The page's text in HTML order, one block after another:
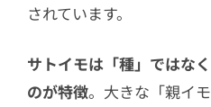
されています。
サトイモは「種」ではな
のが特徴。大きな「親イ